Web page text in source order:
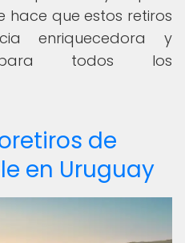
hace que estos retiros
enriquecedora y
para todos los
de
en Uruguay